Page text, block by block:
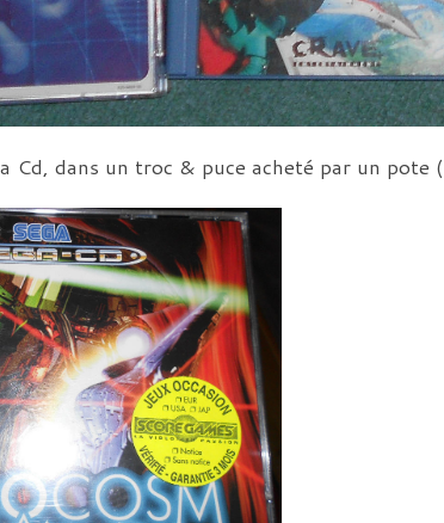
Cd, dans un troc & puce acheté par un